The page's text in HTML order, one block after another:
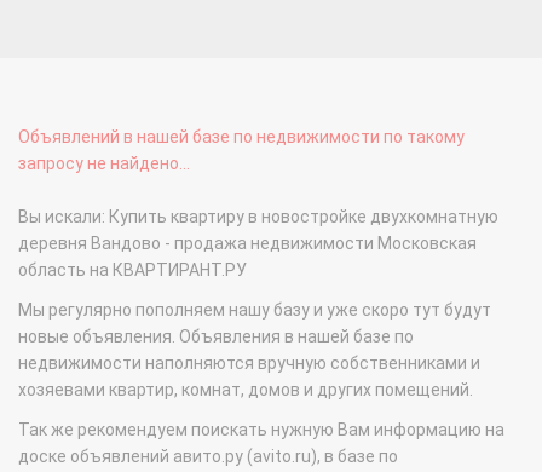
Объявлений в нашей базе по недвижимости по такому
запросу не найдено...
Вы искали: Купить квартиру в новостройке двухкомнатную
деревня Вандово - продажа недвижимости Московская
область на КВАРТИРАНТ.РУ
Мы регулярно пополняем нашу базу и уже скоро тут будут
новые объявления. Объявления в нашей базе по
недвижимости наполняются вручную собственниками и
хозяевами квартир, комнат, домов и других помещений.
Так же рекомендуем поискать нужную Вам информацию на
доске объявлений авито.ру (avito.ru), в базе по